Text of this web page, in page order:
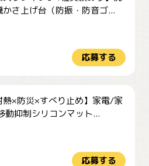
かさ上げ台（防振・防音ゴ...
応募する
熱×防災×すべり止め】家電/家
動抑制シリコンマット...
応募する